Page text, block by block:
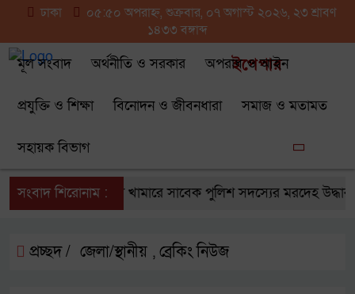
ঢাকা
০৫:৫০ অপরাহ্ন, শুক্রবার, ০৭ অগাস্ট ২০২৬, ২৩ শ্রাবণ
১৪৩৩ বঙ্গাব্দ
মূল সংবাদ অর্থনীতি ও সরকার অপরাধ ও আইন
প্রযুক্তি ও শিক্ষা বিনোদন ও জীবনধারা সমাজ ও মতামত
সহায়ক বিভাগ
ইপেপার
সংবাদ শিরোনাম :
নিজ মৎস্য খামারে সাবেক পুলিশ সদস্যের মরদেহ উদ্ধার
প্রচ্ছদ / জেলা/স্থানীয় , ব্রেকিং নিউজ